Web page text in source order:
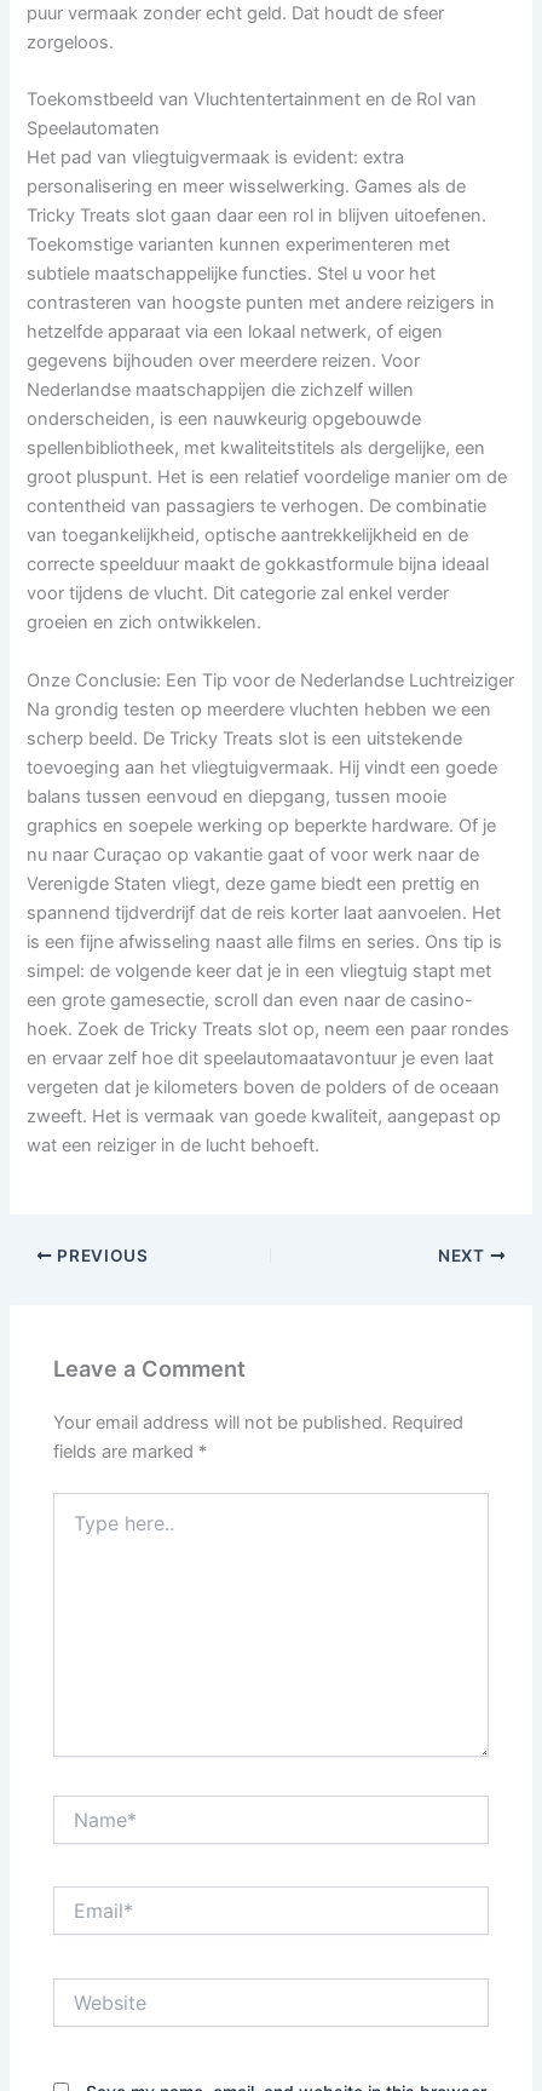
puur vermaak zonder echt geld. Dat houdt de sfeer
zorgeloos.
Toekomstbeeld van Vluchtentertainment en de Rol van
Speelautomaten
Het pad van vliegtuigvermaak is evident: extra
personalisering en meer wisselwerking. Games als de
Tricky Treats slot gaan daar een rol in blijven uitoefenen.
Toekomstige varianten kunnen experimenteren met
subtiele maatschappelijke functies. Stel u voor het
contrasteren van hoogste punten met andere reizigers in
hetzelfde apparaat via een lokaal netwerk, of eigen
gegevens bijhouden over meerdere reizen. Voor
Nederlandse maatschappijen die zichzelf willen
onderscheiden, is een nauwkeurig opgebouwde
spellenbibliotheek, met kwaliteitstitels als dergelijke, een
groot pluspunt. Het is een relatief voordelige manier om de
contentheid van passagiers te verhogen. De combinatie
van toegankelijkheid, optische aantrekkelijkheid en de
correcte speelduur maakt de gokkastformule bijna ideaal
voor tijdens de vlucht. Dit categorie zal enkel verder
groeien en zich ontwikkelen.
Onze Conclusie: Een Tip voor de Nederlandse Luchtreiziger
Na grondig testen op meerdere vluchten hebben we een
scherp beeld. De Tricky Treats slot is een uitstekende
toevoeging aan het vliegtuigvermaak. Hij vindt een goede
balans tussen eenvoud en diepgang, tussen mooie
graphics en soepele werking op beperkte hardware. Of je
nu naar Curaçao op vakantie gaat of voor werk naar de
Verenigde Staten vliegt, deze game biedt een prettig en
spannend tijdverdrijf dat de reis korter laat aanvoelen. Het
is een fijne afwisseling naast alle films en series. Ons tip is
simpel: de volgende keer dat je in een vliegtuig stapt met
een grote gamesectie, scroll dan even naar de casino-
hoek. Zoek de Tricky Treats slot op, neem een paar rondes
en ervaar zelf hoe dit speelautomaatavontuur je even laat
vergeten dat je kilometers boven de polders of de oceaan
zweeft. Het is vermaak van goede kwaliteit, aangepast op
wat een reiziger in de lucht behoeft.
PREVIOUS NEXT
Leave a Comment
Your email address will not be published. Required
fields are marked *
here..